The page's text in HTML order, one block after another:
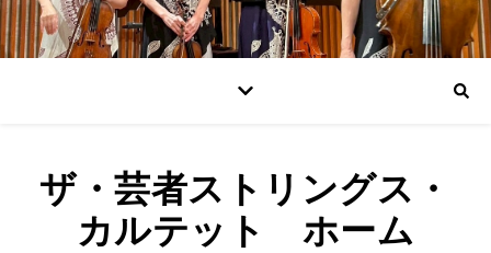
ザ・芸者ストリングス・
カルテット ホーム